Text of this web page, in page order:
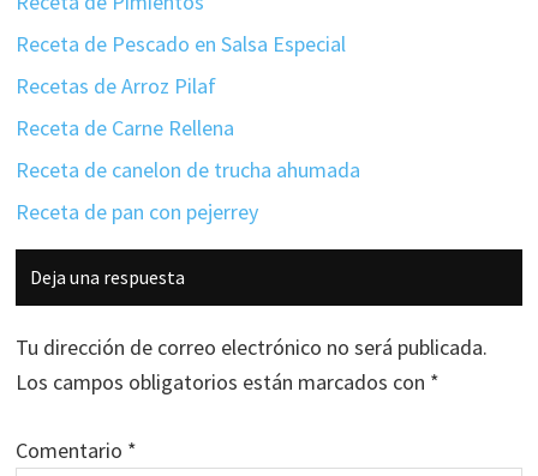
Receta de Pescado en Salsa Especial
Recetas de Arroz Pilaf
Receta de Carne Rellena
Receta de canelon de trucha ahumada
Receta de pan con pejerrey
Interacciones
con
los
lectores
Deja una respuesta
Tu dirección de correo electrónico no será publicada.
Los campos obligatorios están marcados con *
Comentario *